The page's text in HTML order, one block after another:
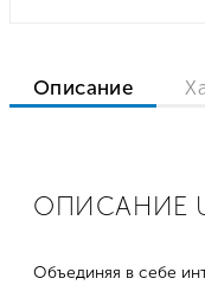
Описание
ОПИСАНИЕ
Объединяя в себе